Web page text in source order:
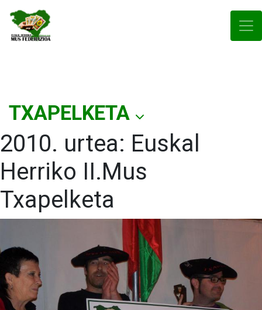
TXAPELKETA
2010. urtea: Euskal
Herriko II.Mus
Txapelketa